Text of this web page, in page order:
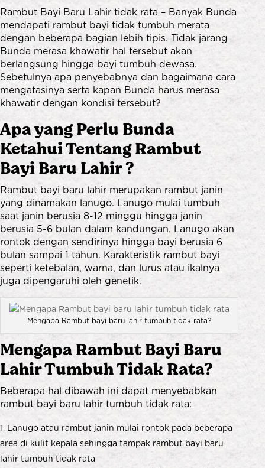
Rambut Bayi Baru Lahir tidak rata – Banyak Bunda
mendapati rambut bayi tidak tumbuh merata
dengan beberapa bagian lebih tipis. Tidak jarang
Bunda merasa khawatir hal tersebut akan
berlangsung hingga bayi tumbuh dewasa.
Sebetulnya apa penyebabnya dan bagaimana cara
mengatasinya serta kapan Bunda harus merasa
khawatir dengan kondisi tersebut?
Apa yang Perlu Bunda
Ketahui Tentang Rambut
Bayi Baru Lahir ?
Rambut bayi baru lahir merupakan rambut janin
yang dinamakan lanugo. Lanugo mulai tumbuh
saat janin berusia 8-12 minggu hingga janin
berusia 5-6 bulan dalam kandungan. Lanugo akan
rontok dengan sendirinya hingga bayi berusia 6
bulan sampai 1 tahun. Karakteristik rambut bayi
seperti ketebalan, warna, dan lurus atau ikalnya
juga dipengaruhi oleh genetik.
Mengapa Rambut bayi baru lahir tumbuh tidak rata?
Mengapa Rambut Bayi Baru
Lahir Tumbuh Tidak Rata?
Beberapa hal dibawah ini dapat menyebabkan
rambut bayi baru lahir tumbuh tidak rata:
Lanugo atau rambut janin mulai rontok pada beberapa
area di kulit kepala sehingga tampak rambut bayi baru
lahir tumbuh tidak rata